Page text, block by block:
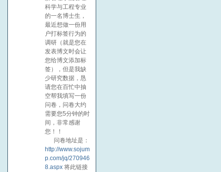
科学与工程专业
的一名博士生，
最近想做一份用
户打标签行为的
调研（就是您在
发表博文时会让
您给博文添加标
签），但是我缺
少研究数据，恳
请您在百忙中抽
空帮我填写一份
问卷，问卷大约
需要您5分钟的时
间，非常感谢
您！！
问卷地址是：
http://www.sojum
p.com/jq/270946
8.aspx 将此链接